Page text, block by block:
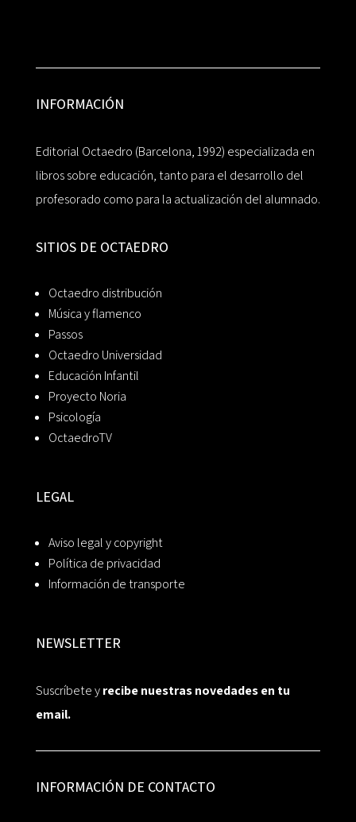
INFORMACIÓN
Editorial Octaedro (Barcelona, 1992) especializada en
libros sobre educación, tanto para el desarrollo del
profesorado como para la actualización del alumnado.
SITIOS DE OCTAEDRO
Octaedro distribución
Música y flamenco
Passos
Octaedro Universidad
Educación Infantil
Proyecto Noria
Psicología
OctaedroTV
LEGAL
Aviso legal y copyright
Política de privacidad
Información de transporte
NEWSLETTER
Suscríbete yrecibe nuestras novedades en tu
email.
INFORMACIÓN DE CONTACTO